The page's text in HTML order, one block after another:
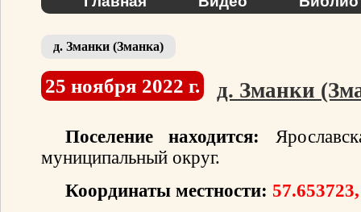
д. Зманки (Зманка)
25 ноября 2022 г. д. Зманки
Поселение находится:
муниципальный округ.
Координаты местности: